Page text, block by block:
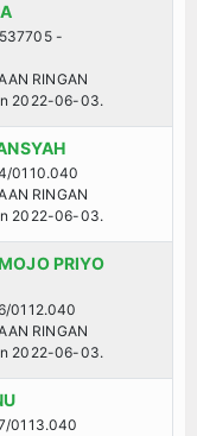
-
RINGAN
2022-06-03.
0110.040
RINGAN
2022-06-03.
PRIYO
0112.040
RINGAN
2022-06-03.
0113.040